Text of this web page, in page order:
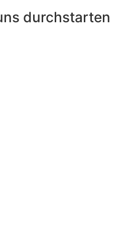
durchstarten